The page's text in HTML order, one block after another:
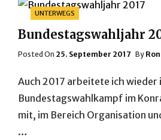
Categories
UNTERWEGS
Bundestagswahljahr
Posted On Posted
25. September 2017 By
Auch 2017 arbeitete ich wieder
Bundestagswahlkampf im
mit, im Bereich Organisation
…